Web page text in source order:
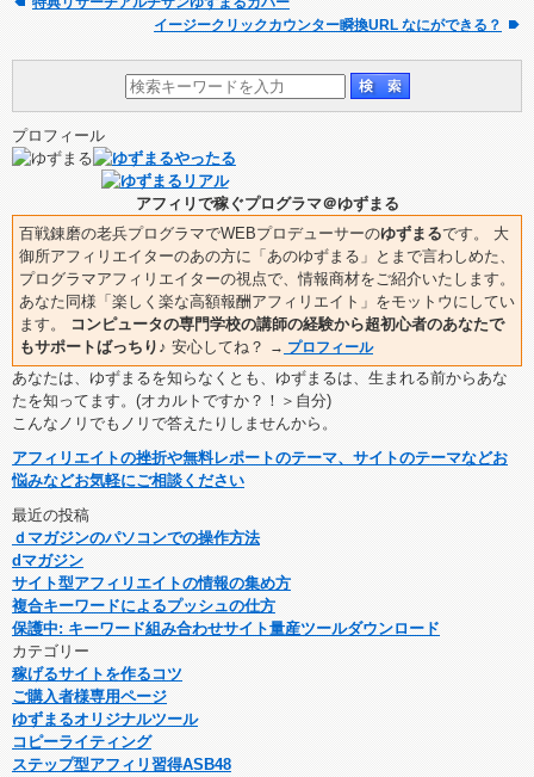
イージークリックカウンター瞬換URL なにができる？
プロフィール
アフィリで稼ぐプログラマ＠ゆずまる
百戦錬磨の老兵プログラマでWEBプロデューサーのゆずまるです。 大
御所アフィリエイターのあの方に「あのゆずまる」とまで言わしめた、
プログラマアフィリエイターの視点で、情報商材をご紹介いたします。
あなた同様「楽しく楽な高額報酬アフィリエイト」をモットウにしてい
ます。
コンピュータの専門学校の講師の経験から超初心者のあなたで
もサポートばっちり♪ 安心してね？ → プロフィール
あなたは、ゆずまるを知らなくとも、ゆずまるは、生まれる前からあな
たを知ってます。(オカルトですか？！＞自分)
こんなノリでもノリで答えたりしませんから。
アフィリエイトの挫折や無料レポートのテーマ、サイトのテーマなどお
悩みなどお気軽にご相談ください
最近の投稿
ｄマガジンのパソコンでの操作方法
dマガジン
サイト型アフィリエイトの情報の集め方
複合キーワードによるプッシュの仕方
保護中: キーワード組み合わせサイト量産ツールダウンロード
カテゴリー
稼げるサイトを作るコツ
ご購入者様専用ページ
ゆずまるオリジナルツール
コピーライティング
ステップ型アフィリ習得ASB48